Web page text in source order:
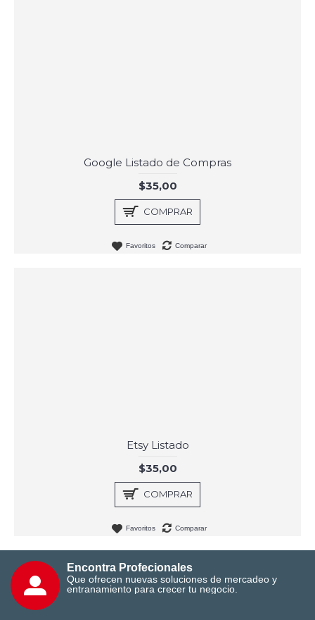
Google Listado de Compras
$35,00
COMPRAR
Favoritos Comparar
Etsy Listado
$35,00
COMPRAR
Favoritos Comparar
Encontra Profecionales
Que ofrecen nuevas soluciones de mercadeo y
entranamiento para crecer tu negocio.